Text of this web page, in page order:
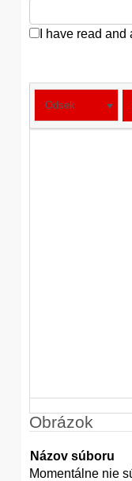
I have read
Odsek
Obrázok
Názov súboru
Momentálne nie